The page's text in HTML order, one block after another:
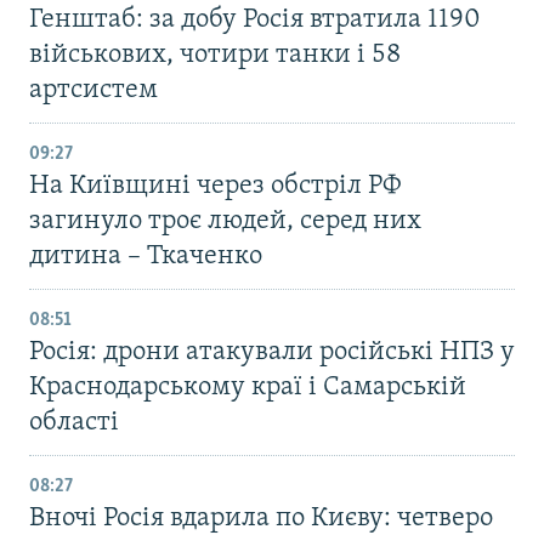
Генштаб: за добу Росія втратила 1190
військових, чотири танки і 58
артсистем
09:27
На Київщині через обстріл РФ
загинуло троє людей, серед них
дитина – Ткаченко
08:51
Росія: дрони атакували російські НПЗ у
Краснодарському краї і Самарській
області
08:27
Вночі Росія вдарила по Києву: четверо